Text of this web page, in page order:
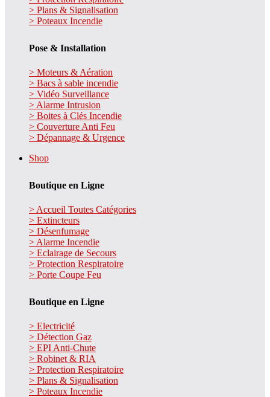
> Plans & Signalisation
> Poteaux Incendie
Pose & Installation
> Moteurs & Aération
> Bacs à sable incendie
> Vidéo Surveillance
> Alarme Intrusion
> Boites à Clés Incendie
> Couverture Anti Feu
> Dépannage & Urgence
Shop
Boutique en Ligne
> Accueil Toutes Catégories
> Extincteurs
> Désenfumage
> Alarme Incendie
> Eclairage de Secours
> Protection Respiratoire
> Porte Coupe Feu
Boutique en Ligne
> Electricité
> Détection Gaz
> EPI Anti-Chute
> Robinet & RIA
> Protection Respiratoire
> Plans & Signalisation
> Poteaux Incendie